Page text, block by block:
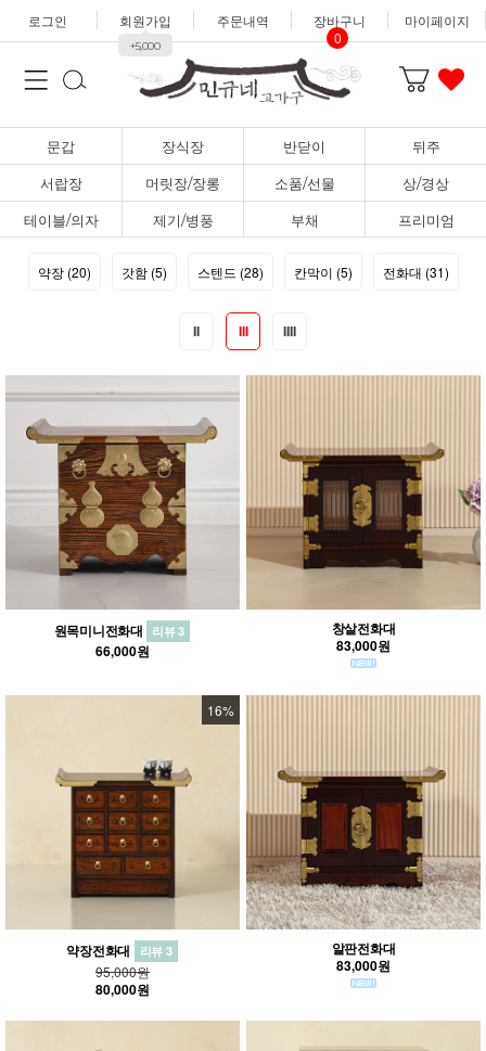
로그인 회원가입
+5,000
주문내역
장바구니
0
마이페이지
문갑 장식장 반닫이 뒤주
서랍장 머릿장/장롱 소품/선물 상/경상
테이블/의자 제기/병풍 부채 프리미엄
약장 (20) 갓함 (5) 스텐드 (28) 칸막이 (5) 전화대 (31)
II III IIII
원목미니전화대 리뷰 3
66,000원
창살전화대
83,000원
16%
약장전화대 리뷰 3
95,000원
80,000원
알판전화대
83,000원